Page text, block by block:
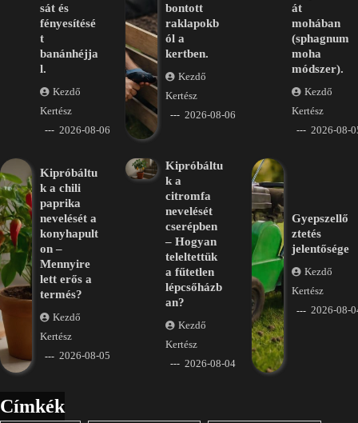
sát és
fényesítésé
t
banánhéjja
l.
Kezdő
Kertész
2026-08-06
bontott
raklapokb
ól a
kertben.
Kezdő
Kertész
2026-08-06
át
mohában
(sphagnum
moha
módszer).
Kezdő
Kertész
2026-08-
Kipróbáltu
k a chili
paprika
nevelését a
konyhapult
on –
Mennyire
lett erős a
termés?
Kezdő
Kertész
2026-08-05
Kipróbáltu
k a
citromfa
nevelését
cserépben
– Hogyan
teleltettük
a fűtetlen
lépcsőházb
an?
Kezdő
Kertész
2026-08-04
Gyepszellő
ztetés
jelentősége
Kezdő
Kertész
2026-08-
Címkék